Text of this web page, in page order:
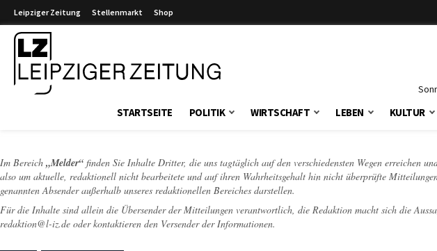
Leipziger Zeitung Stellenmarkt Shop
STARTSEITE POLITIK WIRTSCHAFT LEBEN KULTUR
Im Bereich „Melder“ finden Sie Inhalte Dritter, die uns tagtäglich auf den verschiedensten Wegen erreichen
also um aktuelle, redaktionell nicht bearbeitete und auf ihren Wahrheitsgehalt hin nicht überprüfte
genannten Absender außerhalb unseres redaktionellen Bereiches darstellen.
Für die Inhalte sind allein die Übersender der Mitteilungen verantwortlich, die Redaktion macht sich die
redaktion@l-iz.de oder kontaktieren den Versender der Informationen.